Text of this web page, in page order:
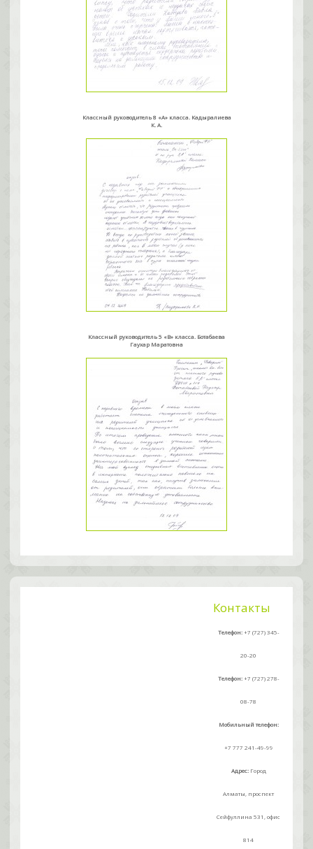
Классный руководитель 8 «А» класса. Кадыралиева
К. А.
Классный руководитель 5 «В» класса. Ботабаева
Гаухар Маратовна
Контакты
Телефон:+7 (727) 345-
20-20
Телефон:+7 (727) 278-
08-78
Мобильный телефон:
+7 777 241-49-99
Адрес:Город
Алматы, проспект
Сейфуллина 531, офис
814